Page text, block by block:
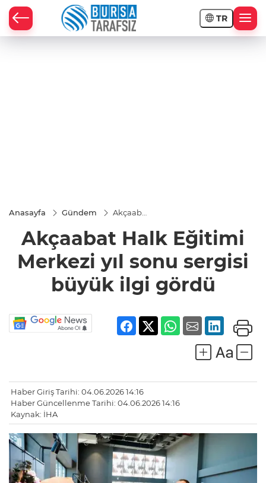
TR
Anasayfa Gündem
Akçaabat
Eğitimi
Merkezi
sergisi
büyük
ilgi
gördü
Akçaabat Halk Eğitimi
Merkezi yıl sonu sergisi
büyük ilgi gördü
Haber Giriş Tarihi: 04.06.2026 14:16
Haber Güncellenme Tarihi: 04.06.2026 14:16
Kaynak: İHA